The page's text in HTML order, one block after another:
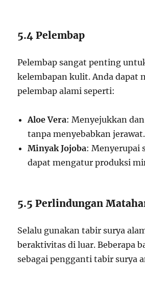
5.4 Pelembap
Pelembap sangat penting
kelembapan kulit. Anda dapat
pelembap alami seperti:
Aloe Vera: Menyejukkan
tanpa menyebabkan jerawat.
Minyak Jojoba: Menyerupai
dapat mengatur produksi
5.5 Perlindungan
Selalu gunakan tabir surya
beraktivitas di luar. Beberapa
sebagai pengganti tabir surya